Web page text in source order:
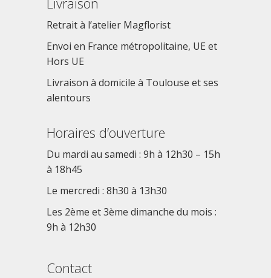
Retrait à l’atelier Magflorist
Envoi en France métropolitaine, UE et
Hors UE
Livraison à domicile à Toulouse et ses
alentours
Horaires d’ouverture
Du mardi au samedi : 9h à 12h30 – 15h
à 18h45
Le mercredi : 8h30 à 13h30
Les 2ème et 3ème dimanche du mois :
9h à 12h30
Contact